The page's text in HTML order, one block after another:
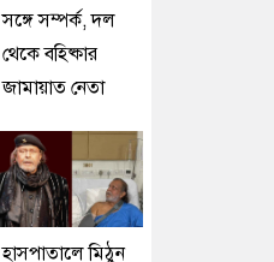
সঙ্গে সম্পর্ক, দল
থেকে বহিষ্কার
জামায়াত নেতা
হাসপাতালে মিঠুন